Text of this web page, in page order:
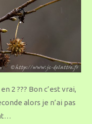
2 ??? Bon c’est vrai,
alors je n’ai pas